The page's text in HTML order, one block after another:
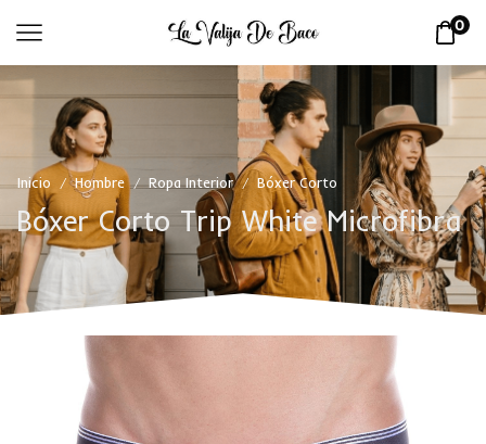
0
Inicio / Hombre / Ropa Interior / Bóxer Corto
Bóxer Corto Trip White Microfibra